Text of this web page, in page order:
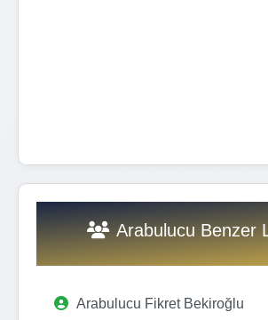
Arabulucu Benzer
Arabulucu Fikret Bekiroğlu